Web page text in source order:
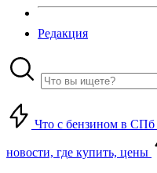
Редакция
Что с бензином в СПб
новости, где купить, цены